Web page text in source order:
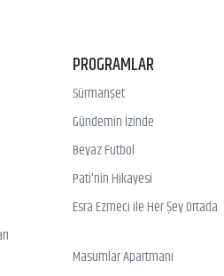
PROGRAMLAR
Sürmanşet
Gündemin İzinde
Beyaz Futbol
Pati'nin Hikayesi
Esra Ezmeci ile Her Şey Ortada
Masumlar Apartmanı